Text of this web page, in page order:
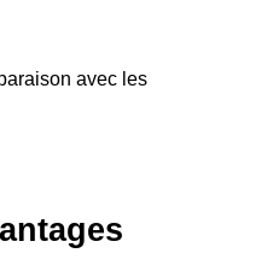
avec les